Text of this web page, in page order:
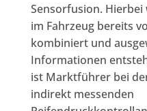
Sensorfusion. Hierbei
im Fahrzeug bereits
kombiniert und
Informationen
ist Marktführer bei
indirekt messenden